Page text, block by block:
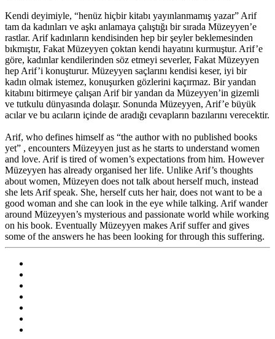
Kendi deyimiyle, “henüz hiçbir kitabı yayınlanmamış yazar” Arif
tam da kadınları ve aşkı anlamaya çalıştığı bir sırada Müzeyyen’e
rastlar. Arif kadınların kendisinden hep bir şeyler beklemesinden
bıkmıştır, Fakat Müzeyyen çoktan kendi hayatını kurmuştur. Arif’e
göre, kadınlar kendilerinden söz etmeyi severler, Fakat Müzeyyen
hep Arif’i konuşturur. Müzeyyen saçlarını kendisi keser, iyi bir
kadın olmak istemez, konuşurken gözlerini kaçırmaz. Bir yandan
kitabını bitirmeye çalışan Arif bir yandan da Müzeyyen’in gizemli
ve tutkulu dünyasında dolaşır. Sonunda Müzeyyen, Arif’e büyük
acılar ve bu acıların içinde de aradığı cevapların bazılarını verecektir.
Arif, who defines himself as “the author with no published books
yet” , encounters Müzeyyen just as he starts to understand women
and love. Arif is tired of women’s expectations from him. However
Müzeyyen has already organised her life. Unlike Arif’s thoughts
about women, Müzeyen does not talk about herself much, instead
she lets Arif speak. She, herself cuts her hair, does not want to be a
good woman and she can look in the eye while talking. Arif wander
around Müzeyyen’s mysterious and passionate world while working
on his book. Eventually Müzeyyen makes Arif suffer and gives
some of the answers he has been looking for through this suffering.